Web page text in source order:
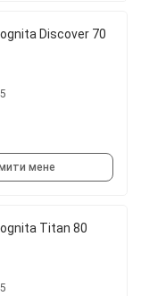
Discover 70
мене
Titan 80